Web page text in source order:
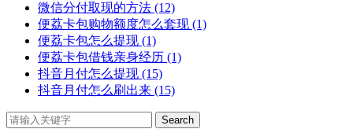
微信分付取现的方法 (12)
便荔卡包购物额度怎么套现 (1)
便荔卡包怎么提现 (1)
便荔卡包借钱亲身经历 (1)
抖音月付怎么提现 (15)
抖音月付怎么刷出来 (15)
Search